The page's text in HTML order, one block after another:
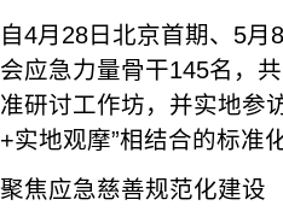
自4月28日北京首期、5
会应急力量骨干145名，
准研讨工作坊，并实地参
+实地观摩”相结合的标准
聚焦应急慈善规范化建设